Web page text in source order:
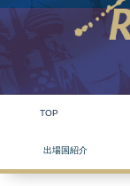
TOP
出場国紹介